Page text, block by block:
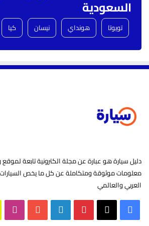
السعودية
تويوتا هونداي نيسان كيا
دليل سيارة هو عبارة عن مجلة الكترونية تابعة
معلومات موثوقة ومتكاملة عن كل ما يخص
العربي والعالمي
فيسبوك بينتيريست لينكدإن ‫YouTube